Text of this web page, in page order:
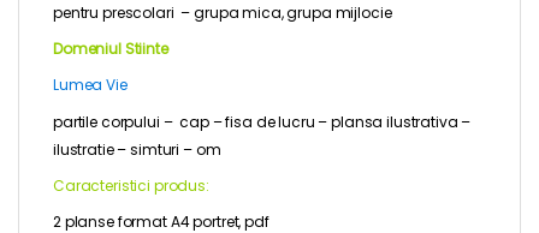
pentru prescolari – grupa mica, grupa mijlocie
Domeniul Stiinte
Lumea Vie
partile corpului – cap – fisa de lucru – plansa ilustrativa –
ilustratie – simturi – om
Caracteristici produs:
2 planse format A4 portret, pdf